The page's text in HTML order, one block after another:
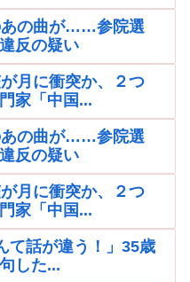
あの曲が……参院選
反の疑い
月に衝突か、２つ
家「中国...
あの曲が……参院選
反の疑い
月に衝突か、２つ
家「中国...
て話が違う！」35歳
した...